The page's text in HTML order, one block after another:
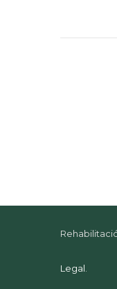
Legal